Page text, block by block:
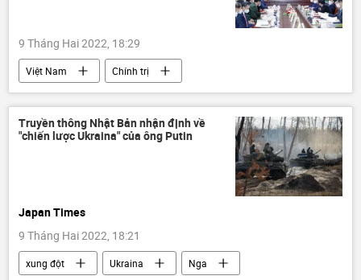
9 Tháng Hai 2022, 18:29
Việt Nam
Chính trị
Nguyễn Phú Trọng
Tổng bí thư
cuốn sách
Truyền thông Nhật Bản nhận định về
"chiến lược Ukraina" của ông Putin
Japan Times
9 Tháng Hai 2022, 18:21
xung đột Ukraina
Nga